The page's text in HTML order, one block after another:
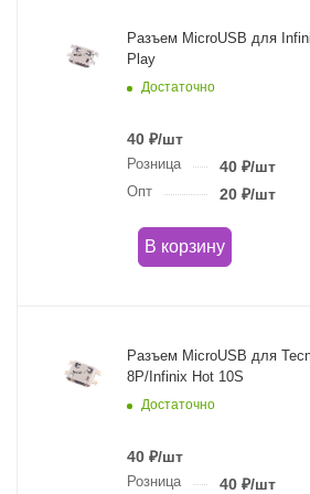
Разъем MicroUSB для
Play
Достаточно
40 ₽/шт
Розница 40₽/шт
Опт 20₽/шт
В корзину
Разъем MicroUSB для
8P/Infinix Hot 10S
Достаточно
40 ₽/шт
Розница 40₽/шт